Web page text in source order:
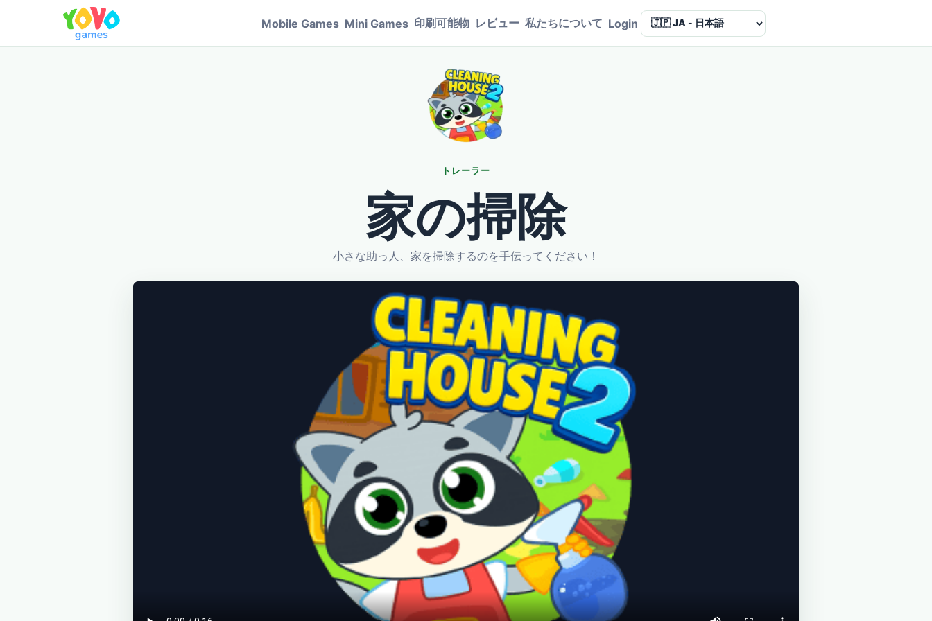
Mobile Games Mini Games 印刷可能物 レビュー 私たちについて Login Language
トレーラー
家の掃除
小さな助っ人、家を掃除するのを手伝ってください！